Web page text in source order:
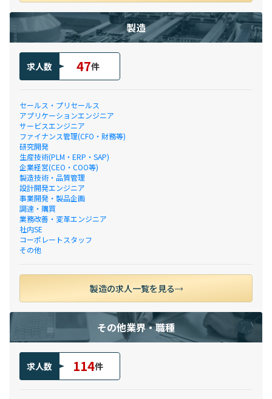
製造
求人数 47件
セールス・プリセールス
アプリケーションエンジニア
サービスエンジニア
ファイナンス管理(CFO・財務等)
研究開発
生産技術(PLM・ERP・SAP)
企業経営(CEO・COO等)
製造技術・品質管理
設計開発エンジニア
事業開発・製品企画
調達・購買
業務改善・変革エンジニア
社内SE
コーポレートスタッフ
その他
製造の求人一覧を見る
その他業界・職種
求人数 114件